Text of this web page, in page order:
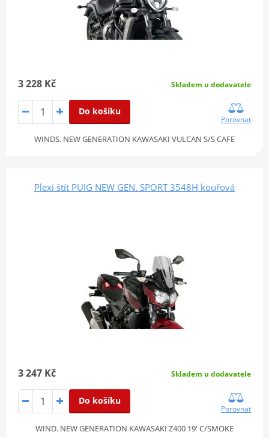
3 228 Kč Skladem u dodavatele
Do košíku
Porovnat
WINDS. NEW GENERATION KAWASAKI VULCAN S/S CAFE
Plexi štít PUIG NEW GEN. SPORT 3548H kouřová
3 247 Kč Skladem u dodavatele
Do košíku
Porovnat
WIND. NEW GENERATION KAWASAKI Z400 19' C/SMOKE